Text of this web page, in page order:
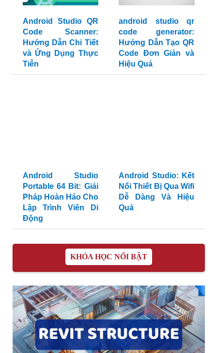
Android Studio QR
Code Scanner:
Hướng Dẫn Chi Tiết
và Ứng Dụng Thực
Tiễn
android studio qr
code generator:
Hướng Dẫn Tạo QR
Code Đơn Giản và
Hiệu Quả
Android Studio
Portable 64 Bit: Giải
Pháp Hoàn Hảo Cho
Lập Trình Viên Di
Động
Android Studio: Kết
Nối Thiết Bị Qua Wifi
Dễ Dàng Và Hiệu
Quả
KHÓA HỌC NỔI BẬT